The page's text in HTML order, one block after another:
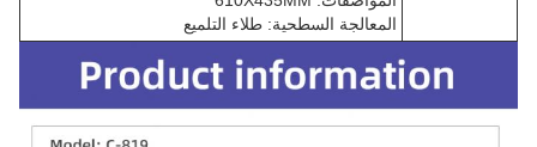
المعالجة السطحية: طلاء التلميع